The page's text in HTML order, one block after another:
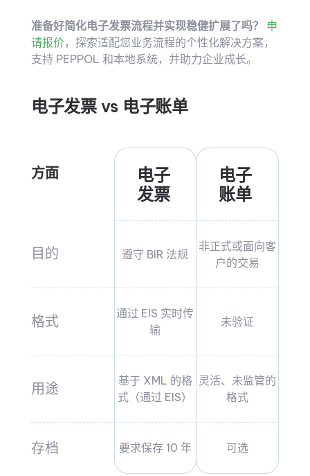
准备好简化电子发票流程并实现稳健扩展了吗？
申
请报价，探索适配您业务流程的个性化解决方案，
支持 PEPPOL 和本地系统，并助力企业成长。
电子发票 vs 电子账单
方面
电子
发票
电子
账单
目的 遵守 BIR 法规
非正式或面向客
户的交易
格式
通过 EIS 实时传
输
未验证
用途
基于 XML 的格
式（通过 EIS）
灵活、未监管的
格式
存档 要求保存 10 年 可选